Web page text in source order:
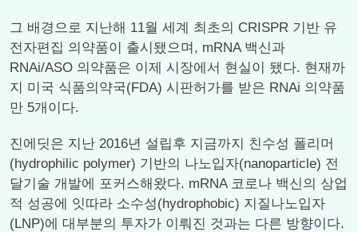
그 배경으로 지난해 11월 세계 최초의 CRISPR 기반 유
전자편집 의약품이 출시됐으며, mRNA 백신과
RNAi/ASO 의약품은 이제 시장에서 현실이 됐다. 현재까
지 미국 식품의약국(FDA) 시판허가를 받은 RNAi 의약품
만 5개이다.
진에딧은 지난 2016년 설립후 지금까지 친수성 폴리머
(hydrophilic polymer) 기반의 나노입자(nanoparticle) 전
달기술 개발에 포커스해왔다. mRNA 코로나 백신의 상업
적 성공에 잇따라 소수성(hydrophobic) 지질나노입자
(LNP)에 대부분의 투자가 이뤄진 것과는 다른 방향이다.